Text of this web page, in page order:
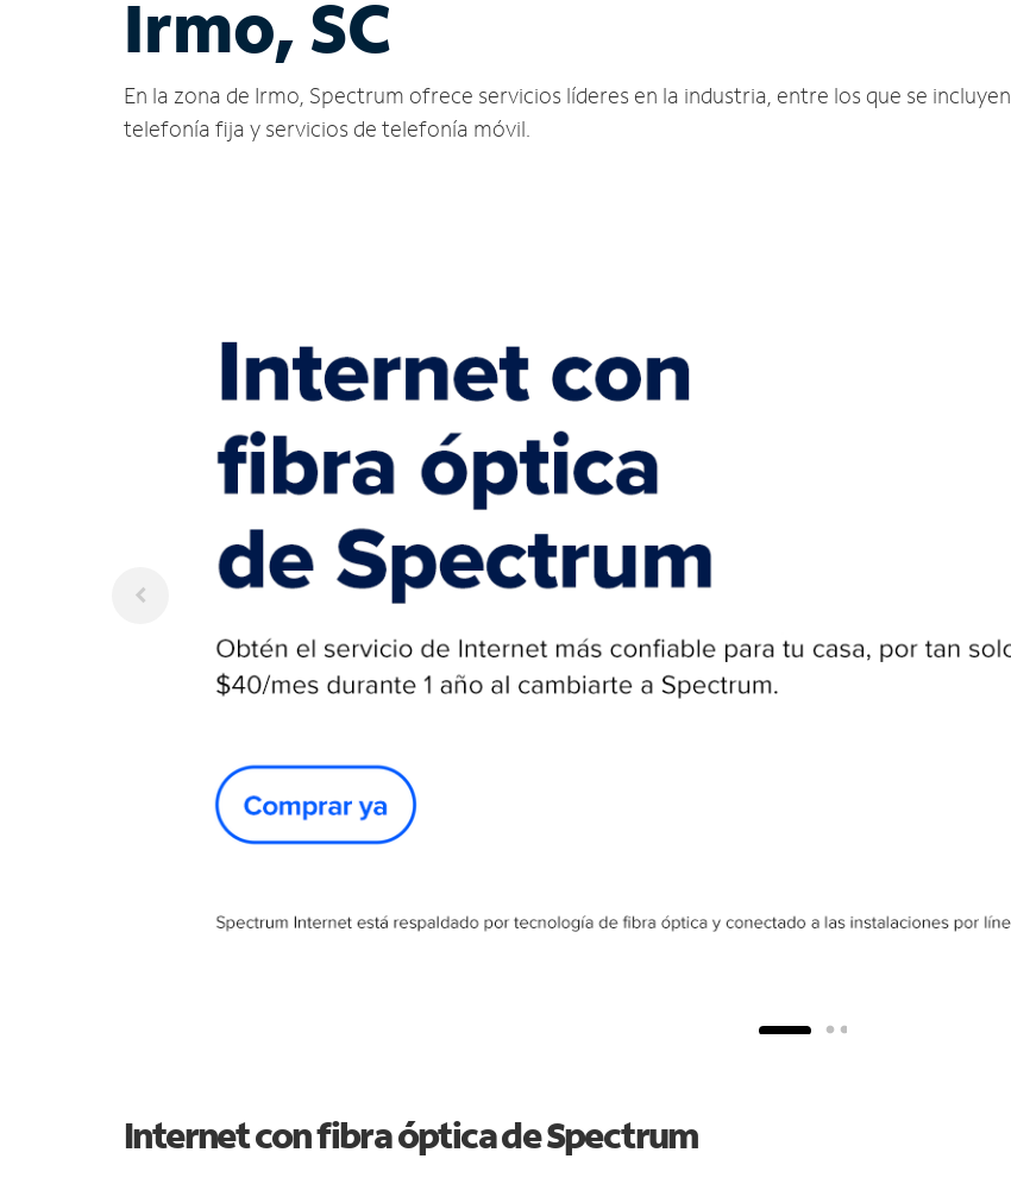
Irmo, SC
En la zona de Irmo, Spectrum ofrece servicios líderes en la industria, entre los que se
telefonía fija y servicios de telefonía móvil.
Internet con fibra óptica de Spectrum